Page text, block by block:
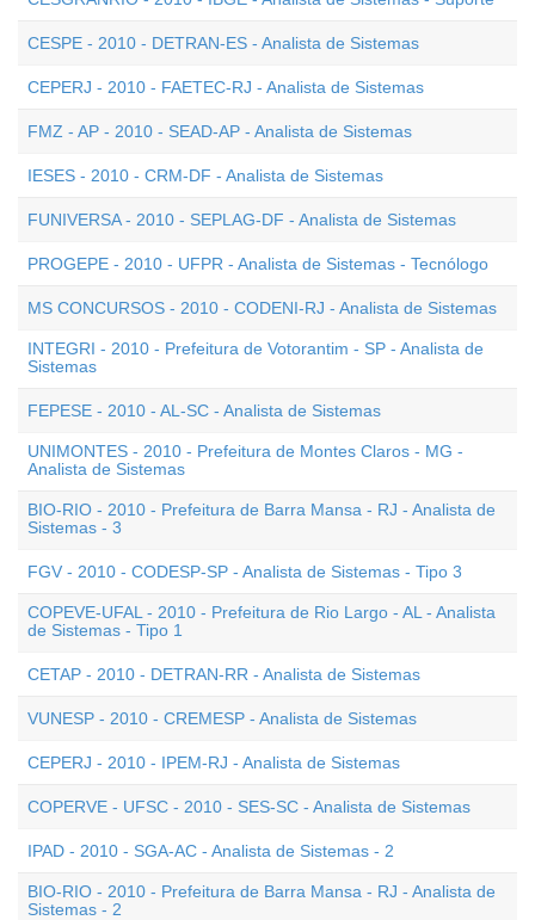
CESPE - 2010 - DETRAN-ES - Analista de Sistemas
CEPERJ - 2010 - FAETEC-RJ - Analista de Sistemas
FMZ - AP - 2010 - SEAD-AP - Analista de Sistemas
IESES - 2010 - CRM-DF - Analista de Sistemas
FUNIVERSA - 2010 - SEPLAG-DF - Analista de Sistemas
PROGEPE - 2010 - UFPR - Analista de Sistemas - Tecnólogo
MS CONCURSOS - 2010 - CODENI-RJ - Analista de Sistemas
INTEGRI - 2010 - Prefeitura de Votorantim - SP - Analista de
Sistemas
FEPESE - 2010 - AL-SC - Analista de Sistemas
UNIMONTES - 2010 - Prefeitura de Montes Claros - MG -
Analista de Sistemas
BIO-RIO - 2010 - Prefeitura de Barra Mansa - RJ - Analista de
Sistemas - 3
FGV - 2010 - CODESP-SP - Analista de Sistemas - Tipo 3
COPEVE-UFAL - 2010 - Prefeitura de Rio Largo - AL - Analista
de Sistemas - Tipo 1
CETAP - 2010 - DETRAN-RR - Analista de Sistemas
VUNESP - 2010 - CREMESP - Analista de Sistemas
CEPERJ - 2010 - IPEM-RJ - Analista de Sistemas
COPERVE - UFSC - 2010 - SES-SC - Analista de Sistemas
IPAD - 2010 - SGA-AC - Analista de Sistemas - 2
BIO-RIO - 2010 - Prefeitura de Barra Mansa - RJ - Analista de
Sistemas - 2